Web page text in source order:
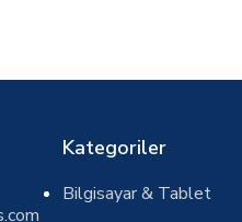
Kategoriler
Bilgisayar & Tablet